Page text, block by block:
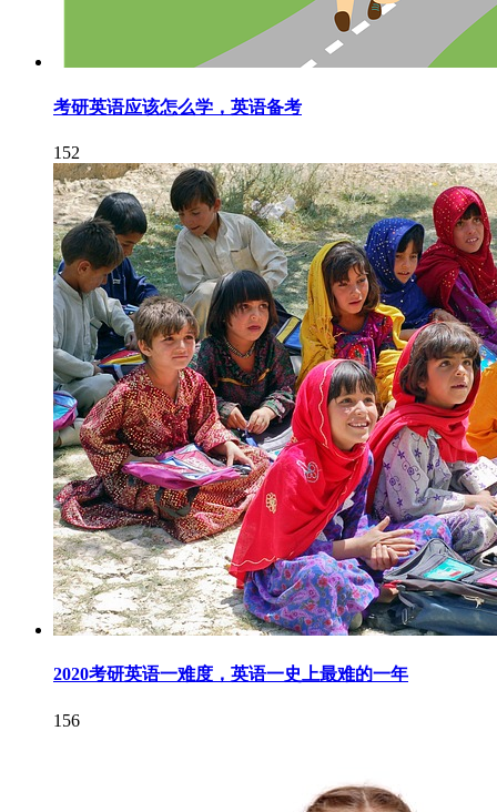
考研英语应该怎么学，英语备考
152
2020考研英语一难度，英语一史上最难的一年
156